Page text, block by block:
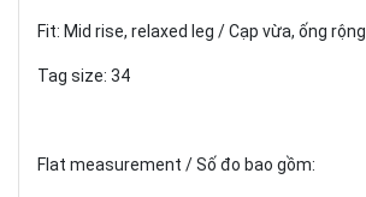
Fit: Mid rise, relaxed leg / Cạp vừa, ống rộng
Tag size: 34
Flat measurement / Số đo bao gồm: